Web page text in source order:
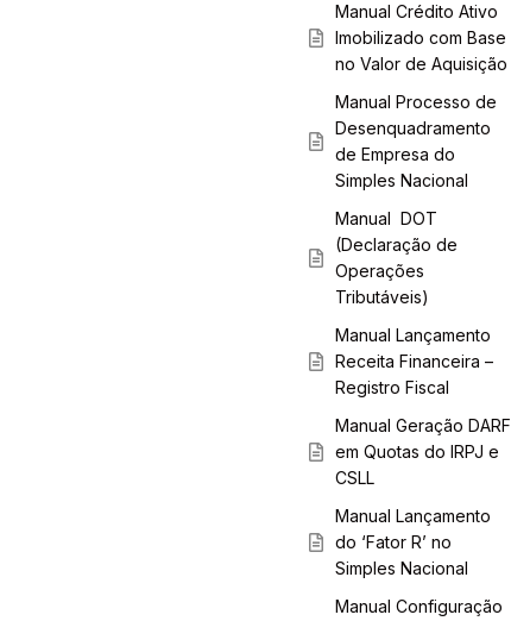
Manual Crédito Ativo
Imobilizado com Base
no Valor de Aquisição
Manual Processo de
Desenquadramento
de Empresa do
Simples Nacional
Manual DOT
(Declaração de
Operações
Tributáveis)
Manual Lançamento
Receita Financeira –
Registro Fiscal
Manual Geração DARF
em Quotas do IRPJ e
CSLL
Manual Lançamento
do ‘Fator R’ no
Simples Nacional
Manual Configuração